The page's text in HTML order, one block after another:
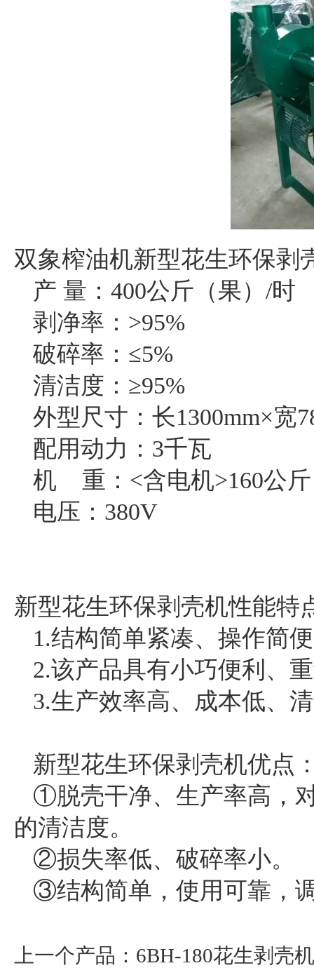
双象榨油机新型花生环保剥
产 量：400公斤（果）/时
剥净率：>95%
破碎率：≤5%
清洁度：≥95%
外型尺寸：长1300mm×宽
配用动力：3千瓦
机 重：<含电机>160公斤
电压：380V
新型花生环保剥壳机性能特
1.结构简单紧凑、操作简
2.该产品具有小巧便利、
3.生产效率高、成本低、
新型花生环保剥壳机优点
①脱壳干净、生产率高，
的清洁度。
②损失率低、破碎率小。
③结构简单，使用可靠，
上一个产品：6BH-180花生剥壳机